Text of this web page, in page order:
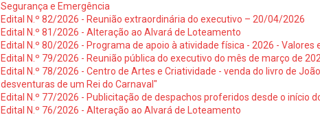
Segurança e Emergência
Edital N.º 82/2026 - Reunião extraordinária do executivo – 20/04/2026
Edital N.º 81/2026 - Alteração ao Alvará de Loteamento
Edital N.º 80/2026 - Programa de apoio à atividade física - 2026 - Valores
Edital N.º 79/2026 - Reunião pública do executivo do mês de março de
Edital N.º 78/2026 - Centro de Artes e Criatividade - venda do livro de
desventuras de um Rei do Carnaval"
Edital N.º 77/2026 - Publicitação de despachos proferidos desde o início
Edital N.º 76/2026 - Alteração ao Alvará de Loteamento